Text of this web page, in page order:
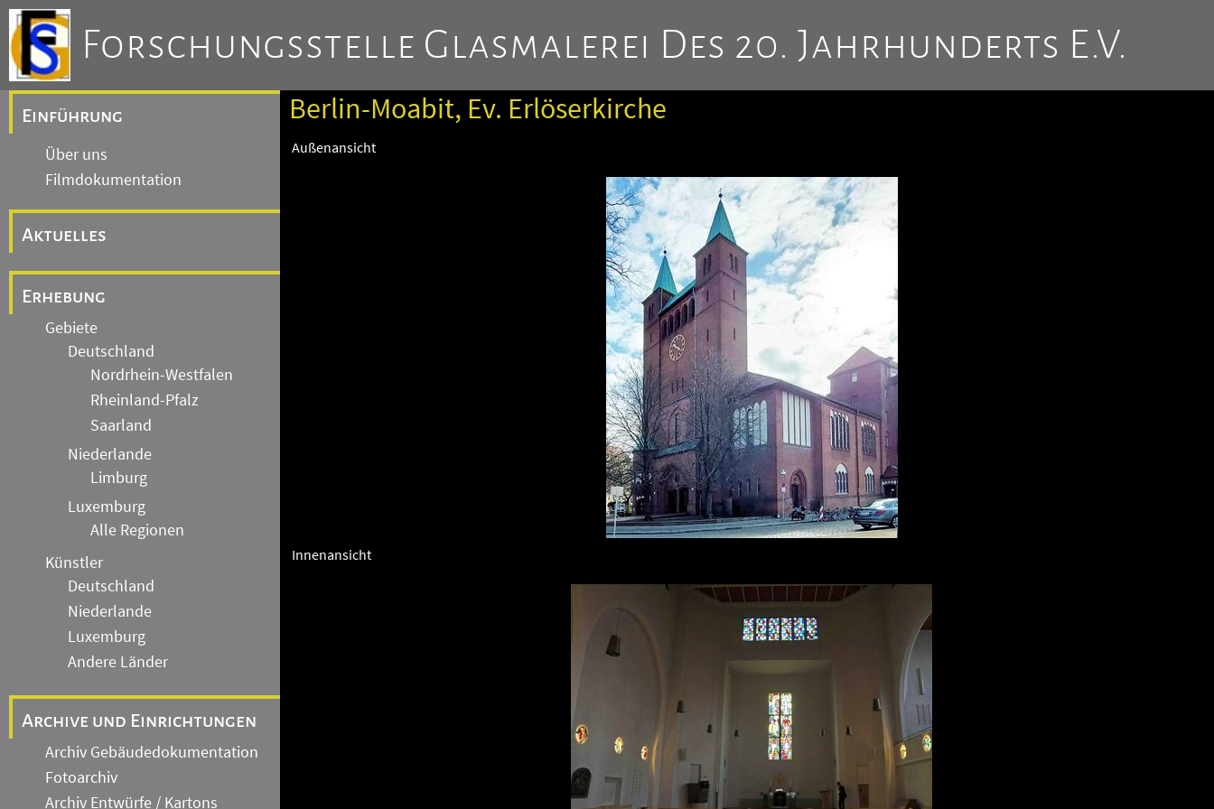
Forschungsstelle Glasmalerei Des 20. Jahrhunderts E.V.
Einführung
Über uns
Filmdokumentation
Aktuelles
Erhebung
Gebiete
Deutschland
Nordrhein-Westfalen
Rheinland-Pfalz
Saarland
Niederlande
Limburg
Luxemburg
Alle Regionen
Künstler
Deutschland
Niederlande
Luxemburg
Andere Länder
Archive und Einrichtungen
Archiv Gebäudedokumentation
Fotoarchiv
Archiv Entwürfe / Kartons
Berlin-Moabit, Ev. Erlöserkirche
Außenansicht
Innenansicht